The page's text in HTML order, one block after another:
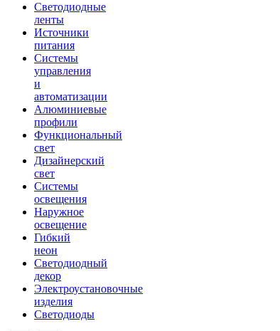
Светодиодные
ленты
Источники
питания
Системы
управления
и
автоматизации
Алюминиевые
профили
Функциональный
свет
Дизайнерский
свет
Системы
освещения
Наружное
освещение
Гибкий
неон
Светодиодный
декор
Электроустановочные
изделия
Светодиоды